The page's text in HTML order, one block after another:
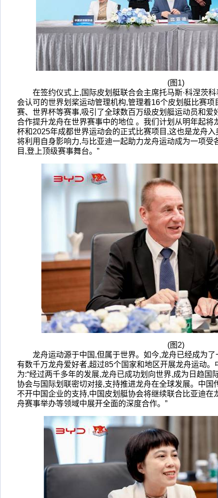
(图1)
在签约仪式上,国际皮划艇联合会主席托马斯·科涅茨
会认可的世界划桨运动管理机构,管理着16个皮划艇比赛
赛、世界杯等赛事,吸引了全球数百万级皮划艇运动员和爱
合作提升龙舟在世界赛事中的地位 。我们计划从明年起将
杯和2025年成都世界运动会的正式比赛项目,这也是龙舟
将利用自身影响力,与比亚迪一起助力龙舟运动成为一项受
目,登上顶级赛事舞台。”
(图2)
龙舟运动源于中国,但属于世界。如今,龙舟已经成为
有数千万龙舟爱好者,超过85个国家和地区开展龙舟运动
为:“经过两千多年的发展,龙舟已成功划向世界,成为日趋国
协会与国际划联密切对接,支持推进龙舟在全球发展。中国
不开中国企业的支持,中国皮划艇协会将继续联合比亚迪在
舟赛事举办等领域中展开全面的深度合作。”